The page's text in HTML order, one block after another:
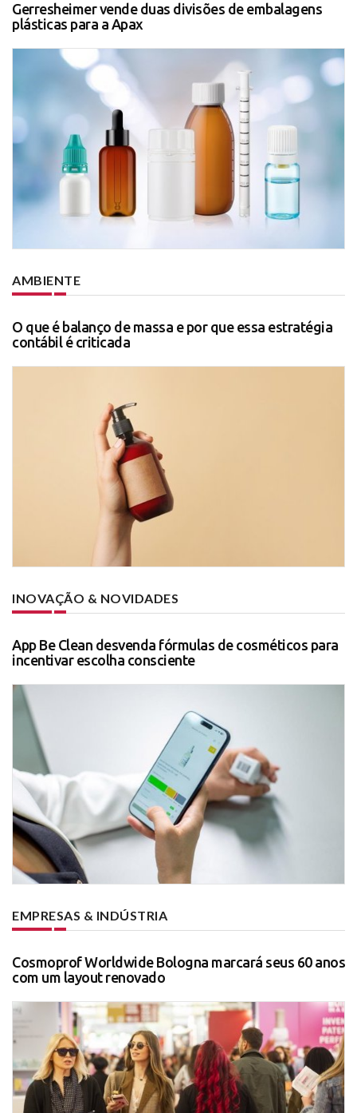
Gerresheimer vende duas divisões de embalagens
plásticas para a Apax
AMBIENTE
O que é balanço de massa e por que essa estratégia
contábil é criticada
INOVAÇÃO & NOVIDADES
App Be Clean desvenda fórmulas de cosméticos para
incentivar escolha consciente
EMPRESAS & INDÚSTRIA
Cosmoprof Worldwide Bologna marcará seus 60 anos
com um layout renovado